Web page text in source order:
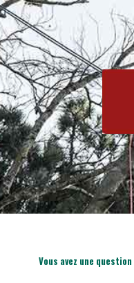
Vous avez une